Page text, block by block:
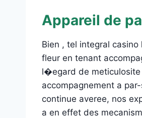
Appareil de
Bien , tel integral
fleur en tenant
l�egard de meticulosite
accompagnement a
continue averee, nos
a en effet des